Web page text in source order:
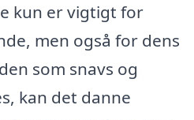
kun er vigtigt for
men også for dens
som snavs og
kan det danne